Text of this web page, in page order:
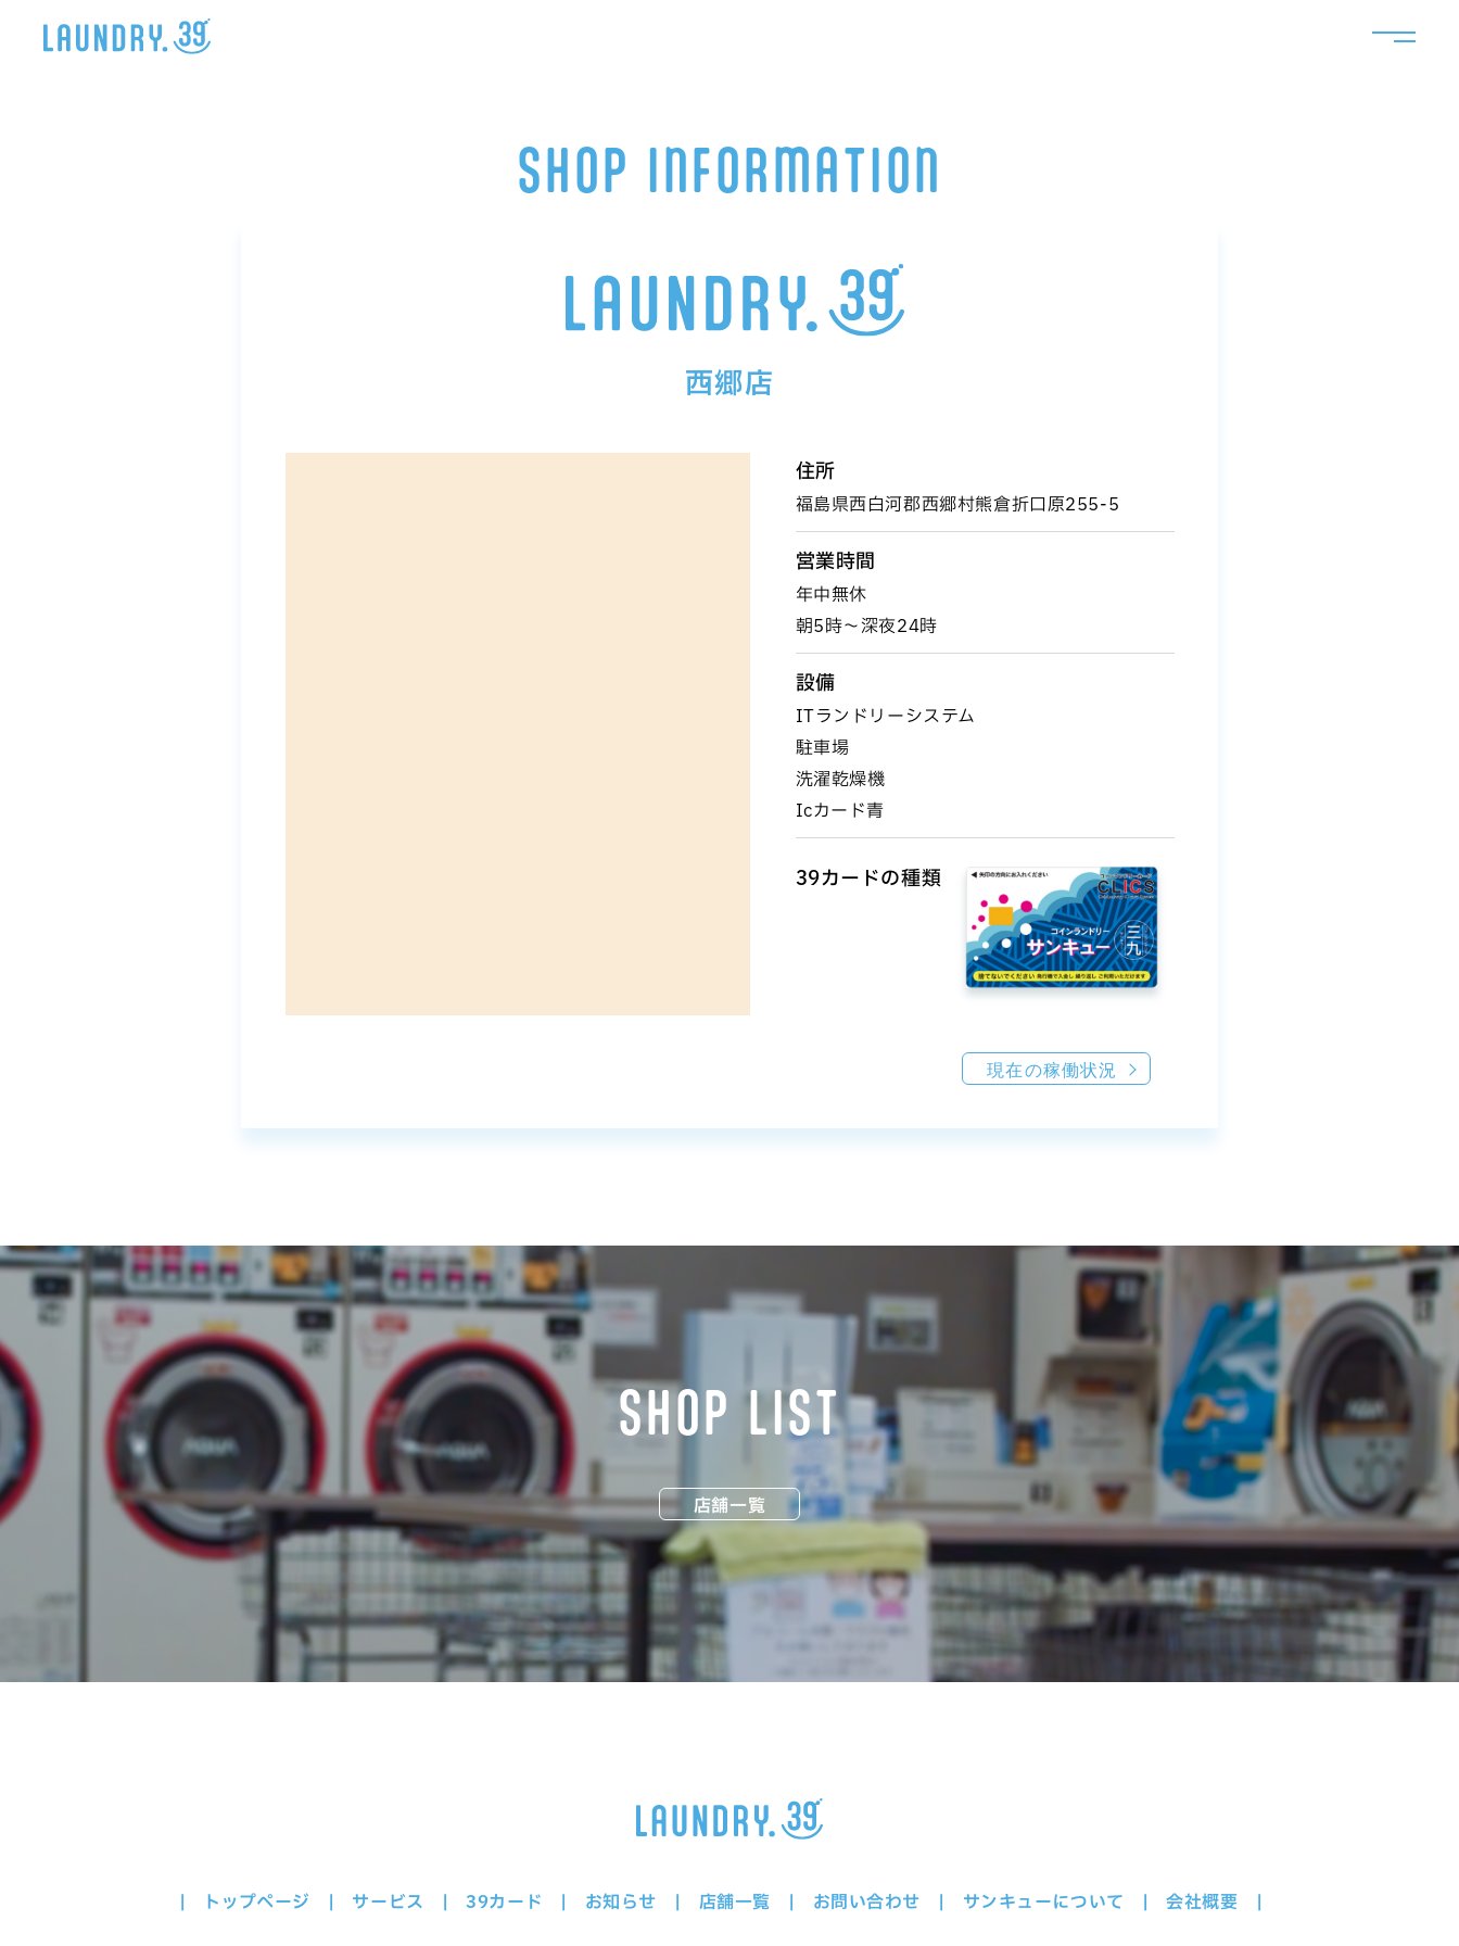
SHOP INFORMATION
西郷店
住所
福島県西白河郡西郷村熊倉折口原255-5
営業時間
年中無休
朝5時〜深夜24時
設備
ITランドリーシステム
駐車場
洗濯乾燥機
Icカード青
39カードの種類
現在の稼働状況
SHOP LIST
店舗一覧
トップページ サービス 39カード お知らせ 店舗一覧 お問い合わせ サンキューについて 会社概要